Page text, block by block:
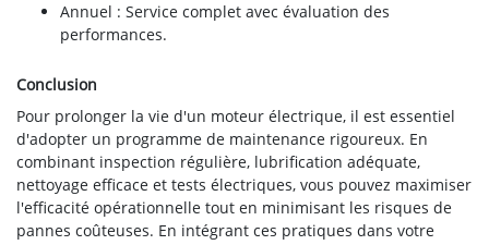
Annuel : Service complet avec évaluation des
performances.
Conclusion
Pour prolonger la vie d'un moteur électrique, il est essentiel
d'adopter un programme de maintenance rigoureux. En
combinant inspection régulière, lubrification adéquate,
nettoyage efficace et tests électriques, vous pouvez maximiser
l'efficacité opérationnelle tout en minimisant les risques de
pannes coûteuses. En intégrant ces pratiques dans votre